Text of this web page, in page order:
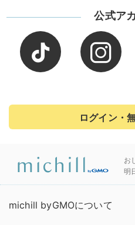
公式ア
ログイン・
お
明
michill byGMOについて